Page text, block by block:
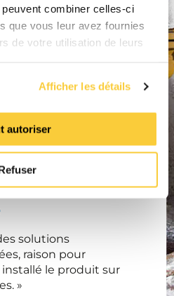
combiner celles-ci
que vous leur avez fournies
de votre utilisation de leurs
Afficher les détails
autoriser
université
solutions
raison pour
installé le produit sur
»